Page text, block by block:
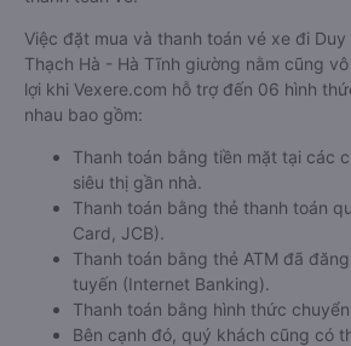
Việc đặt mua và thanh toán vé xe đi
Thạch Hà - Hà Tĩnh giường nằm cũng
lợi khi Vexere.com hỗ trợ đến 06 hình
nhau bao gồm:
Thanh toán bằng tiền mặt tại các
siêu thị gần nhà.
Thanh toán bằng thẻ thanh toán
Card, JCB).
Thanh toán bằng thẻ ATM đã
tuyến (Internet Banking).
Thanh toán bằng hình thức
Bên cạnh đó, quý khách cũng có